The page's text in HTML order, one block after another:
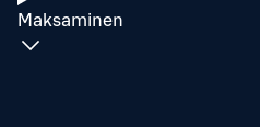
Maksaminen